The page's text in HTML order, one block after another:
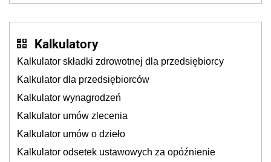
Kalkulatory
Kalkulator składki zdrowotnej dla przedsiębiorcy
Kalkulator dla przedsiębiorców
Kalkulator wynagrodzeń
Kalkulator umów zlecenia
Kalkulator umów o dzieło
Kalkulator odsetek ustawowych za opóźnienie